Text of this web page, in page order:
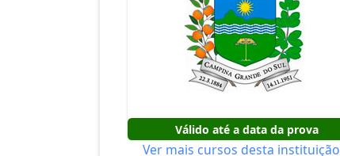
Válido até a data da prova
Ver mais cursos desta instituição